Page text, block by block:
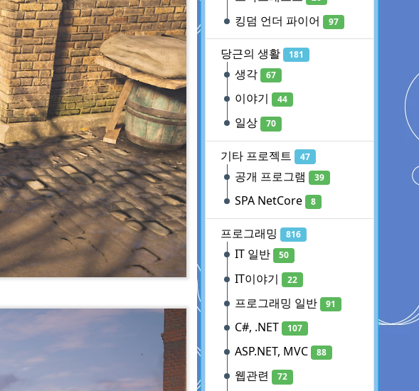
킹덤 언더 파이어 97
당근의 생활 181
생각 67
이야기 44
일상 70
기타 프로젝트 47
공개 프로그램 39
SPA NetCore 8
프로그래밍 816
IT 일반 50
IT이야기 22
프로그래밍 일반 91
C#, .NET 107
ASP.NET, MVC 88
웹관련 72